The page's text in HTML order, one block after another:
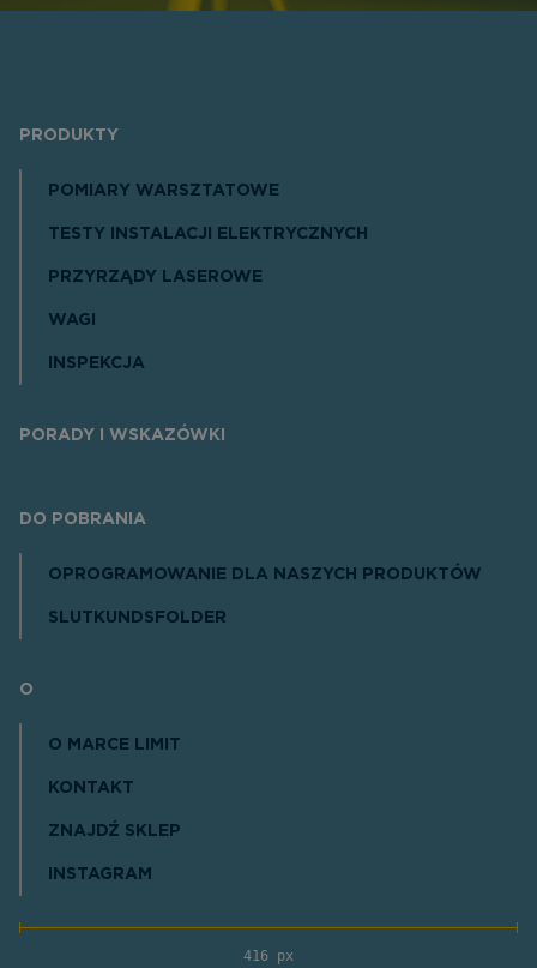
PRODUKTY
POMIARY WARSZTATOWE
TESTY INSTALACJI ELEKTRYCZNYCH
PRZYRZĄDY LASEROWE
WAGI
INSPEKCJA
PORADY I WSKAZÓWKI
DO POBRANIA
OPROGRAMOWANIE DLA NASZYCH PRODUKTÓW
SLUTKUNDSFOLDER
O
O MARCE LIMIT
KONTAKT
ZNAJDŹ SKLEP
INSTAGRAM
416 px